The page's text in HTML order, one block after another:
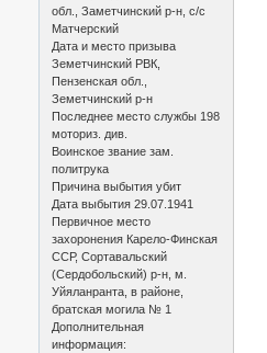
обл., Заметчинский р-н, с/с
Матчерский
Дата и место призыва
Земетчинский РВК,
Пензенская обл.,
Земетчинский р-н
Последнее место службы 198
моториз. див.
Воинское звание зам.
политрука
Причина выбытия убит
Дата выбытия 29.07.1941
Первичное место
захоронения Карело-Финская
ССР, Сортавальский
(Сердобольский) р-н, м.
Уйяланранта, в районе,
братская могила № 1
Дополнительная
информация: